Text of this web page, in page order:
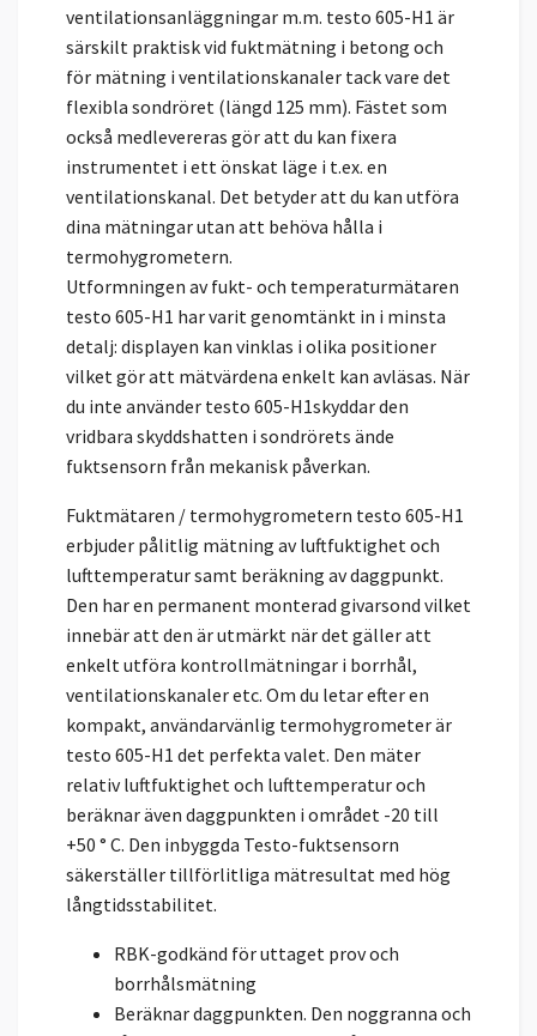
ventilationsanläggningar m.m. testo 605-H1 är
särskilt praktisk vid fuktmätning i betong och
för mätning i ventilationskanaler tack vare det
flexibla sondröret (längd 125 mm). Fästet som
också medlevereras gör att du kan fixera
instrumentet i ett önskat läge i t.ex. en
ventilationskanal. Det betyder att du kan utföra
dina mätningar utan att behöva hålla i
termohygrometern.
Utformningen av fukt- och temperaturmätaren
testo 605-H1 har varit genomtänkt in i minsta
detalj: displayen kan vinklas i olika positioner
vilket gör att mätvärdena enkelt kan avläsas. När
du inte använder testo 605-H1skyddar den
vridbara skyddshatten i sondrörets ände
fuktsensorn från mekanisk påverkan.
Fuktmätaren / termohygrometern testo 605-H1
erbjuder pålitlig mätning av luftfuktighet och
lufttemperatur samt beräkning av daggpunkt.
Den har en permanent monterad givarsond vilket
innebär att den är utmärkt när det gäller att
enkelt utföra kontrollmätningar i borrhål,
ventilationskanaler etc. Om du letar efter en
kompakt, användarvänlig termohygrometer är
testo 605-H1 det perfekta valet. Den mäter
relativ luftfuktighet och lufttemperatur och
beräknar även daggpunkten i området -20 till
+50 ° C. Den inbyggda Testo-fuktsensorn
säkerställer tillförlitliga mätresultat med hög
långtidsstabilitet.
RBK-godkänd för uttaget prov och
borrhålsmätning
Beräknar daggpunkten. Den noggranna och